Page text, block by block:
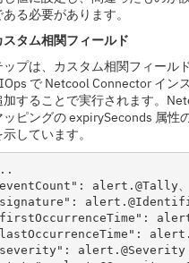
る必要があります。
タム相関フィールド
プは、カスタム相関フィール
で Netcool Connector イン
加することで実行されます。
ピングの expirySeconds 属性
しています。
alert.@Tally、
alert.@Severity <